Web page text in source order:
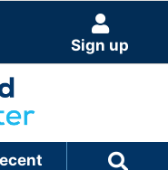
Sign up